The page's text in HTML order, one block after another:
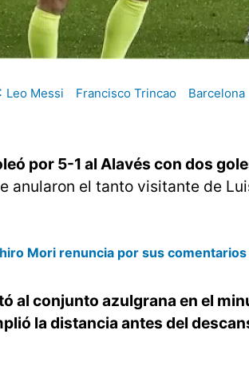
Leo Messi Francisco Trincao Barcelona
por 5-1 al Alavés con dos
anularon el tanto visitante de
Mori renuncia por sus
al conjunto azulgrana en el
la distancia antes del